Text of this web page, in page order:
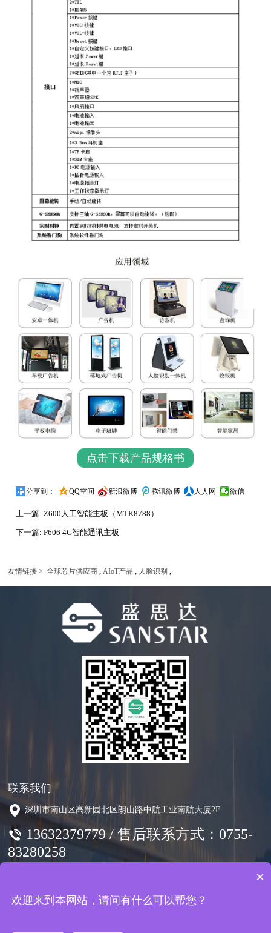
点击下载产品规格书
分享到： QQ空间 新浪微博 腾讯微博 人人网 微信
上一篇:Z600人工智能主板（MTK8788）
下一篇:P606 4G智能通讯主板
友情链接 > 全球芯片供应商 AIoT产品 人脸识别
联系我们
深圳市南山区高新园北区朗山路中航工业南航大厦2F
13632379779 / 售后联系方式：0755-
83280258
×
欢迎来到本网站，请问有什么可以帮您？